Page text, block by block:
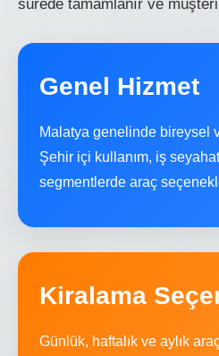
sürede tamamlanır ve
Genel Hizmet
Malatya genelinde bireysel
Şehir içi kullanım, iş
segmentlerde araç
Kiralama
Günlük, haftalık ve aylık